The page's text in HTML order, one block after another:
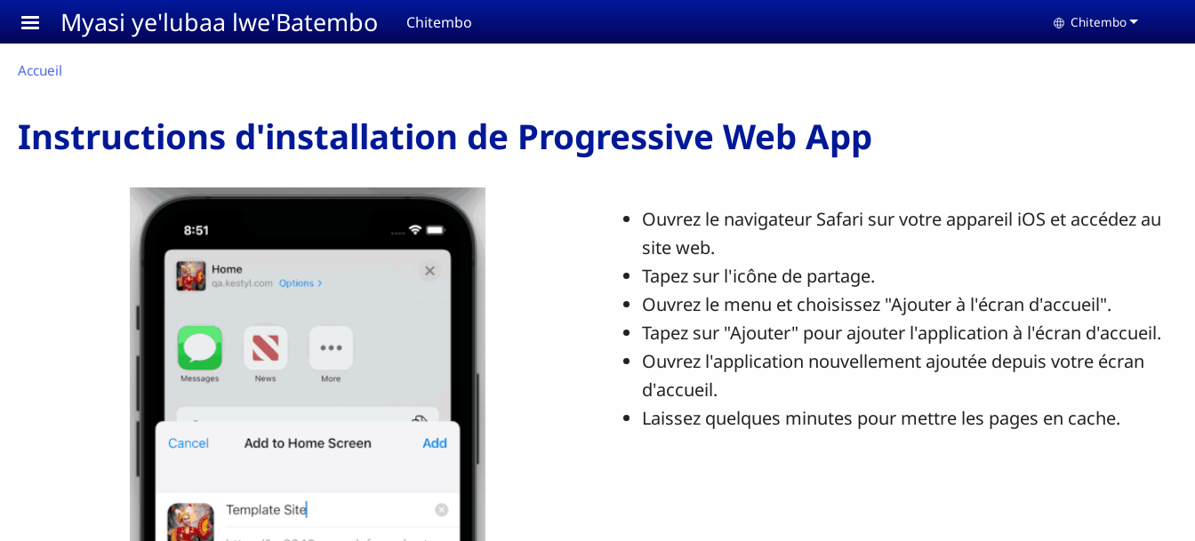
Aller au contenu principal
Myasi ye'lubaa lwe'Batembo Chitembo Select your
Chitembo
Breadcrumb
Accueil
Instructions d'installation de Progressive Web App
Ouvrez le navigateur Safari sur votre appareil iOS et accédez au
site web.
Tapez sur l'icône de partage.
Ouvrez le menu et choisissez "Ajouter à l'écran d'accueil".
Tapez sur "Ajouter" pour ajouter l'application à l'écran d'accueil.
Ouvrez l'application nouvellement ajoutée depuis votre écran
d'accueil.
Laissez quelques minutes pour mettre les pages en cache.